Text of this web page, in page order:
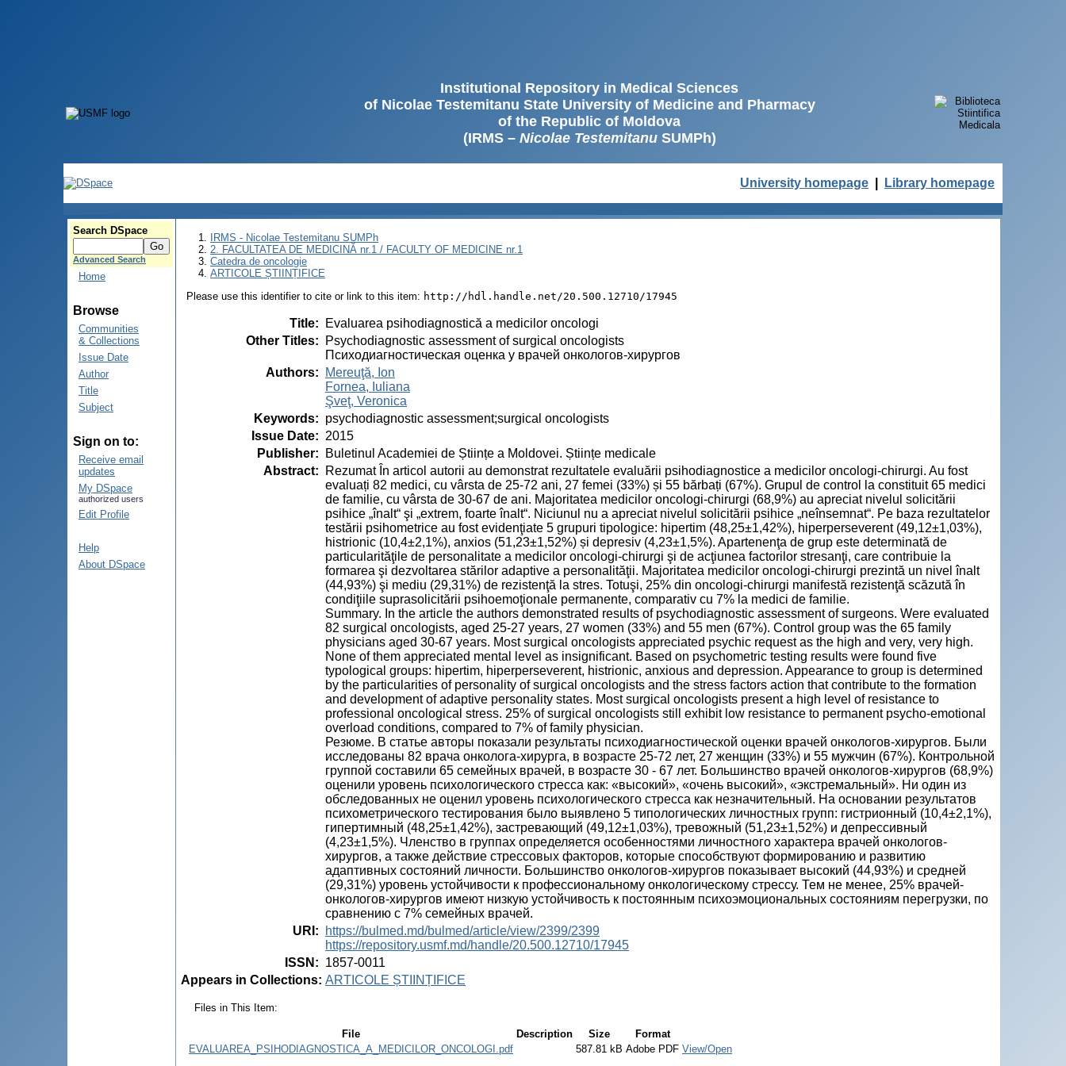
Institutional Repository in Medical Sciences
of Nicolae Testemitanu State University of Medicine and Pharmacy
of the Republic of Moldova
(IRMS – Nicolae TestemitanuSUMPh)
University homepage Library homepage
Search DSpace
Advanced Search
Home
Browse
Communities
& Collections
Issue Date
Author
Title
Subject
Sign on to:
Receive email
updates
My DSpace
authorized users
Edit Profile
Help
About DSpace
IRMS - Nicolae Testemitanu SUMPh
2. FACULTATEA DE MEDICINĂ nr.1 / FACULTY OF MEDICINE nr.1
Catedra de oncologie
ARTICOLE ȘTIINȚIFICE
Please use this identifier to cite or link to this item: http://hdl.handle.net/20.500.12710/17945
Title:
Evaluarea psihodiagnostică a medicilor oncologi
Other Titles:
Psychodiagnostic assessment of surgical oncologists
Психодиагностическая оценка у врачей онкологов-хирургов
Authors:
Mereuţă, Ion
Fornea, Iuliana
Şveţ, Veronica
Keywords: psychodiagnostic assessment;surgical oncologists
Issue Date: 2015
Publisher:
Buletinul Academiei de Științe a Moldovei. Științe medicale
Abstract:
Rezumat În articol autorii au demonstrat rezultatele evaluării psihodiagnostice a medicilor oncologi-chirurgi. Au fost
evaluați 82 medici, cu vârsta de 25-72 ani, 27 femei (33%) și 55 bărbați (67%). Grupul de control la constituit 65 medici
de familie, cu vârsta de 30-67 de ani. Majoritatea medicilor oncologi-chirurgi (68,9%) au apreciat nivelul solicitării
psihice „înalt“ şi „extrem, foarte înalt“. Niciunul nu a apreciat nivelul solicitării psihice „neînsemnat“. Pe baza rezultatelor
testării psihometrice au fost evidenţiate 5 grupuri tipologice: hipertim (48,25±1,42%), hiperperseverent (49,12±1,03%),
histrionic (10,4±2,1%), anxios (51,23±1,52%) și depresiv (4,23±1,5%). Apartenenţa de grup este determinată de
particularităţile de personalitate a medicilor oncologi-chirurgi şi de acţiunea factorilor stresanţi, care contribuie la
formarea şi dezvoltarea stărilor adaptive a personalităţii. Majoritatea medicilor oncologi-chirurgi prezintă un nivel înalt
(44,93%) şi mediu (29,31%) de rezistenţă la stres. Totuşi, 25% din oncologi-chirurgi manifestă rezistenţă scăzută în
condiţiile suprasolicitării psihoemoţionale permanente, comparativ cu 7% la medici de familie.
Summary. In the article the authors demonstrated results of psychodiagnostic assessment of surgeons. Were evaluated
82 surgical oncologists, aged 25-27 years, 27 women (33%) and 55 men (67%). Control group was the 65 family
physicians aged 30-67 years. Most surgical oncologists appreciated psychic request as the high and very, very high.
None of them appreciated mental level as insignificant. Based on psychometric testing results were found five
typological groups: hipertim, hiperperseverent, histrionic, anxious and depression. Appearance to group is determined
by the particularities of personality of surgical oncologists and the stress factors action that contribute to the formation
and development of adaptive personality states. Most surgical oncologists present a high level of resistance to
professional oncological stress. 25% of surgical oncologists still exhibit low resistance to permanent psycho-emotional
overload conditions, compared to 7% of family physician.
Резюмe. В статье авторы показали результаты психодиагностической оценки врачей онкологов-хирургов. Были
исследованы 82 врача онколога-хирурга, в возрасте 25-72 лет, 27 женщин (33%) и 55 мужчин (67%). Контрольной
группой составили 65 семейных врачей, в возрасте 30 - 67 лет. Большинство врачей онкологов-хирургов (68,9%)
оценили уровень психологического стресса как: «высокий», «очень высокий», «экстремальный». Ни один из
обследованных не оценил уровень психологического стресса как незначительный. На основании результатов
психометрического тестирования было выявлено 5 типологических личностных групп: гистрионный (10,4±2,1%),
гипертимный (48,25±1,42%), застревающий (49,12±1,03%), тревожный (51,23±1,52%) и депресcивный
(4,23±1,5%). Членство в группах определяется особенностями личностного характера врачей онкологов-
хирургов, а также действие стрессовых факторов, которые способствуют формированию и развитию
адаптивных состояний личности. Большинство онкологов-хирургов показывает высокий (44,93%) и средней
(29,31%) уровень устойчивости к профессиональному онкологическому стрессу. Тем не менее, 25% врачей-
онкологов-хирургов имеют низкую устойчивость к постоянным психоэмоциональных состояниям перегрузки, по
сравнению с 7% семейных врачей.
URI :
https://bulmed.md/bulmed/article/view/2399/2399
https://repository.usmf.md/handle/20.500.12710/17945
ISSN : 1857-0011
Appears in Collections: ARTICOLE ȘTIINȚIFICE
Files in This Item:
File Description Size
Format
EVALUAREA_PSIHODIAGNOSTICA_A_MEDICILOR_ONCOLOGI.pdf
587.81 kB Adobe PDF View/Open